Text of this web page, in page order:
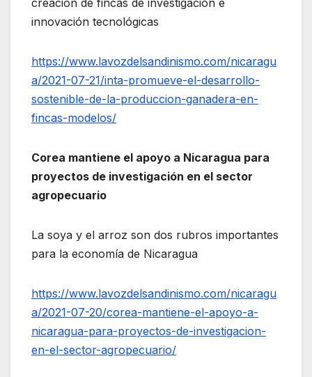
creación de fincas de investigación e
innovación tecnológicas
https://www.lavozdelsandinismo.com/nicaragu
a/2021-07-21/inta-promueve-el-desarrollo-
sostenible-de-la-produccion-ganadera-en-
fincas-modelos/
Corea mantiene el apoyo a Nicaragua para
proyectos de investigación en el sector
agropecuario
La soya y el arroz son dos rubros importantes
para la economía de Nicaragua
https://www.lavozdelsandinismo.com/nicaragu
a/2021-07-20/corea-mantiene-el-apoyo-a-
nicaragua-para-proyectos-de-investigacion-
en-el-sector-agropecuario/